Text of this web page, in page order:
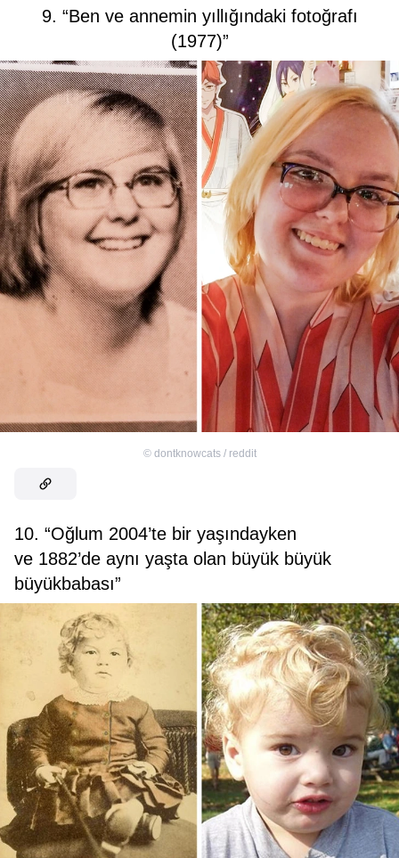
9. “Ben ve annemin yıllığındaki fotoğrafı
(1977)”
© dontknowcats / reddit
10. “Oğlum 2004’te bir yaşındayken
ve 1882’de aynı yaşta olan büyük büyük
büyükbabası”